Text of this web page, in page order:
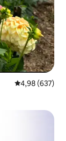
Calificación
4,98 (637)